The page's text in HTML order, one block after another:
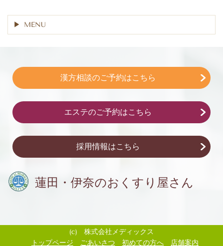
MENU
漢方相談のご予約はこちら
エステのご予約はこちら
採用情報はこちら
蓮田・伊奈のおくすり屋さん
(c) 株式会社メディックス
トップページ
ごあいさつ 初めての方へ 店舗案内